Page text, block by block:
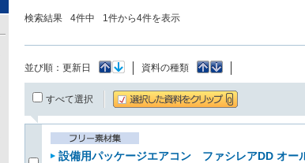
検索結果 4件中 1件から4件を表示
並び順： 更新日 資料の種類
すべて選択
設備用パッケージエアコン ファシレアDD オー